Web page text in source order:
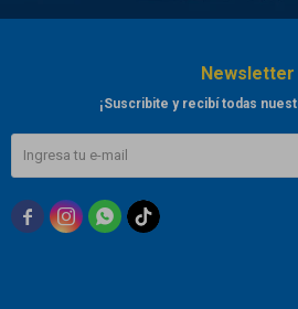
Newsletter
¡Suscribite y recibí todas
  